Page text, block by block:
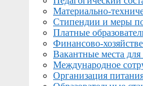
Материально-
Стипендии и меры
Платные
Финансово-
Вакантные места
Международное
Организация